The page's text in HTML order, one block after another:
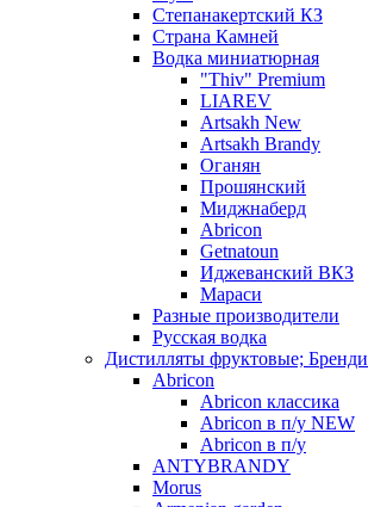
Степанакертский КЗ
Страна Камней
Водка миниатюрная
"Thiv" Premium
LIAREV
Artsakh New
Artsakh Brandy
Оганян
Прошянский
Миджнаберд
Abricon
Getnatoun
Иджеванский ВКЗ
Мараси
Разные производители
Русская водка
Дистилляты фруктовые; Бренди
Abricon
Abricon классика
Abricon в п/у NEW
Abricon в п/у
ANTYBRANDY
Morus